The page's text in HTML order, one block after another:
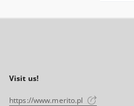
Visit us!
https://www.merito.pl